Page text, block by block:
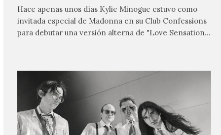
Hace apenas unos días Kylie Minogue estuvo como
invitada especial de Madonna en su Club Confessions
para debutar una versión alterna de "Love Sensation",